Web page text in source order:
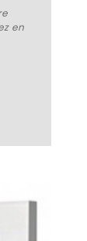
en